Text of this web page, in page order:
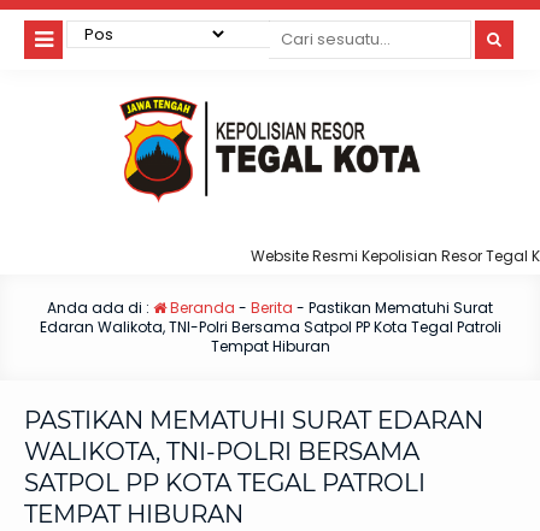
Website Resmi Kepolisian Resor Tegal Kota
Anda ada di : Beranda - Berita - Pastikan Mematuhi Surat
Edaran Walikota, TNI-Polri Bersama Satpol PP Kota Tegal Patroli
Tempat Hiburan
PASTIKAN MEMATUHI SURAT EDARAN
WALIKOTA, TNI-POLRI BERSAMA
SATPOL PP KOTA TEGAL PATROLI
TEMPAT HIBURAN